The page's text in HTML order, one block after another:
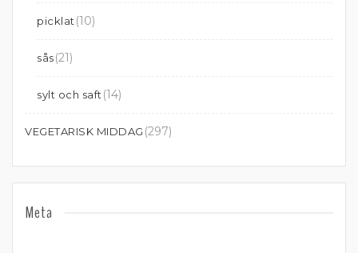
picklat (10)
sås(21)
sylt och saft (14)
VEGETARISK MIDDAG (297)
Meta